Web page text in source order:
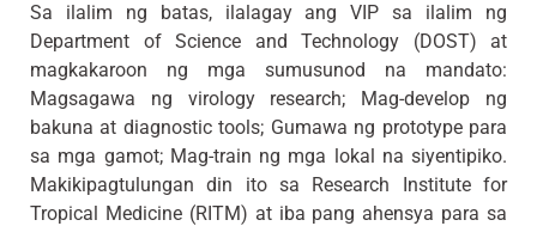
Sa ilalim ng batas, ilalagay ang VIP sa ilalim ng
Department of Science and Technology (DOST) at
magkakaroon ng mga sumusunod na mandato:
Magsagawa ng virology research; Mag-develop ng
bakuna at diagnostic tools; Gumawa ng prototype para
sa mga gamot; Mag-train ng mga lokal na siyentipiko.
Makikipagtulungan din ito sa Research Institute for
Tropical Medicine (RITM) at iba pang ahensya para sa